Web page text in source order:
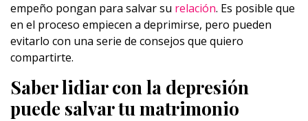
empeño pongan para salvar su relación. Es posible que
en el proceso empiecen a deprimirse, pero pueden
evitarlo con una serie de consejos que quiero
compartirte.
Saber lidiar con la depresión
puede salvar tu matrimonio